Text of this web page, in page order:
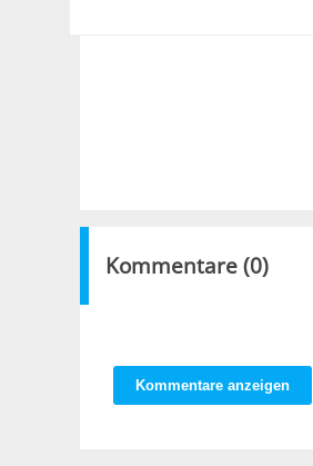
Kommentare (0)
Kommentare anzeigen